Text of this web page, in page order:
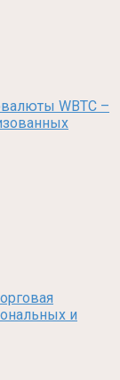
WBTC –
и